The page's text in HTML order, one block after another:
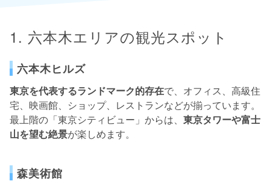
1. 六本木エリアの観光スポット
六本木ヒルズ
東京を代表するランドマーク的存在で、オフィス、高級住
宅、映画館、ショップ、レストランなどが揃っています。
最上階の「東京シティビュー」からは、 東京タワーや富士
山を望む絶景が楽しめます。
森美術館